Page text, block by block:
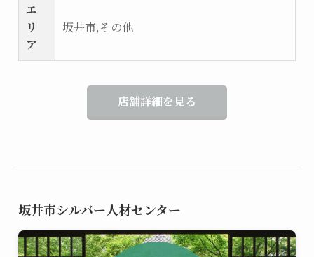
エ
リ
ア
坂井市,その他
店舗詳細を見る
坂井市シルバー人材センター